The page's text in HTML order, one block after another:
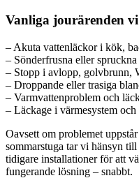
Vanliga jourärenden
– Akuta vattenläckor i kök,
– Sönderfrusna eller
– Stopp i avlopp, golvbrunn,
– Droppande eller trasiga
– Varmvattenproblem och
– Läckage i värmesystem
Oavsett om problemet
sommarstuga tar vi hänsyn
tidigare installationer för att
fungerande lösning – snabbt.